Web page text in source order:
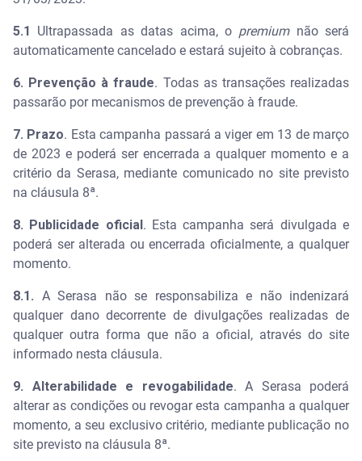
5.1 Ultrapassada as datas acima, o premiumnão será
automaticamente cancelado e estará sujeito à cobranças.
6. Prevenção à fraude. Todas as transações realizadas
passarão por mecanismos de prevenção à fraude.
7. Prazo. Esta campanha passará a viger em 13 de março
de 2023 e poderá ser encerrada a qualquer momento e a
critério da Serasa, mediante comunicado no site previsto
na cláusula 8ª.
8. Publicidade oficial. Esta campanha será divulgada e
poderá ser alterada ou encerrada oficialmente, a qualquer
momento.
8.1. A Serasa não se responsabiliza e não indenizará
qualquer dano decorrente de divulgações realizadas de
qualquer outra forma que não a oficial, através do site
informado nesta cláusula.
9. Alterabilidade e revogabilidade. A Serasa poderá
alterar as condições ou revogar esta campanha a qualquer
momento, a seu exclusivo critério, mediante publicação no
site previsto na cláusula 8ª.